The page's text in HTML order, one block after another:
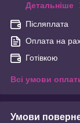
Детальніше
Післяплата
Оплата на
Готівкою
Всі умови
Умови